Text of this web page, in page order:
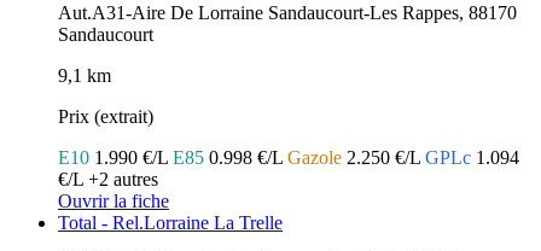
Aut.A31-Aire De Lorraine Sandaucourt-Les Rappes, 88170
Sandaucourt
9,1 km
Prix (extrait)
E10 1.990 €/L E85 0.998 €/L Gazole 2.250 €/L GPLc 1.094
€/L +2 autres
Ouvrir la fiche
Total - Rel.Lorraine La Trelle